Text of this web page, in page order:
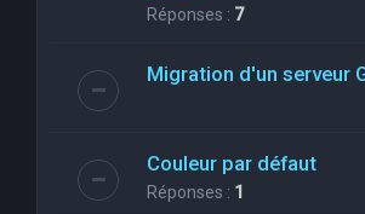
Réponses : 7
Migration d'un serveur
Couleur par défaut
Réponses : 1